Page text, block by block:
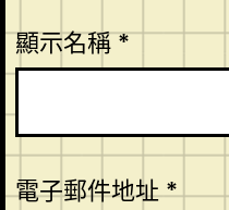
顯示名稱*
電子郵件地址*